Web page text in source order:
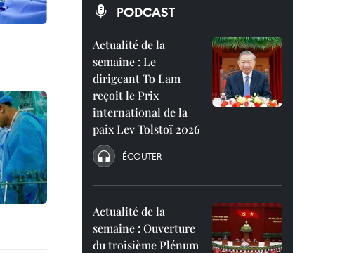
PODCAST
Actualité de la
semaine : Le
dirigeant To Lam
reçoit le Prix
international de la
paix Lev Tolstoï 2026
ÉCOUTER
Actualité de la
semaine : Ouverture
du troisième Plénum